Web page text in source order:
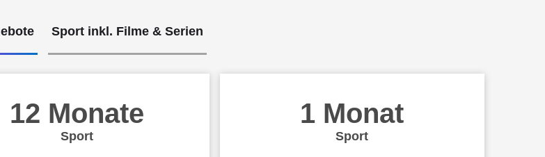
Sport inkl. Filme & Serien
12 Monate
Sport
1 Monat
Sport